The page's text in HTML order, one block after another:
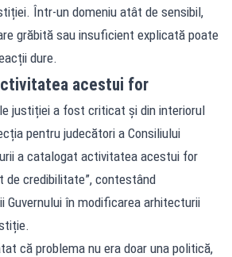
Într-un domeniu atât de sensibil,
grăbită sau insuficient explicată poate
dure.
acestui for
justiției a fost criticat și din interiorul
pentru judecători a Consiliului
a catalogat activitatea acestui for
de credibilitate”, contestând
Guvernului în modificarea arhitecturii
că problema nu era doar una politică,